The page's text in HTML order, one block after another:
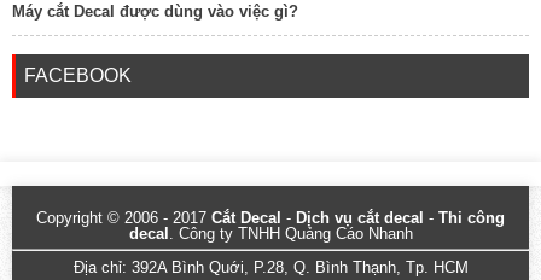
Máy cắt Decal được dùng vào việc gì?
FACEBOOK
Copyright © 2006 - 2017 Cắt Decal - Dịch vụ cắt decal - Thi công
decal . Công ty TNHH Quảng Cáo Nhanh
Địa chỉ: 392A Bình Quới, P.28, Q. Bình Thạnh, Tp. HCM